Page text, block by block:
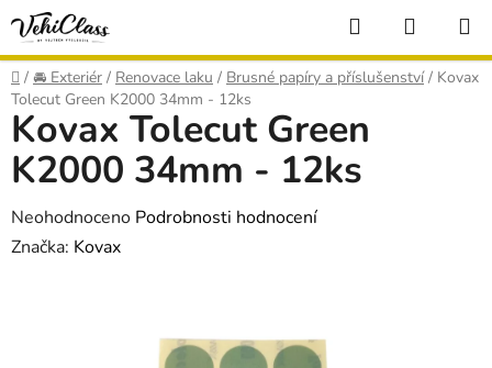
Přejít
obsah
Hledat
KOŠÍK
Domů
/ 🚘 Exteriér / Renovace laku / Brusné papíry a příslušenství / Kovax
Tolecut Green K2000 34mm - 12ks
Kovax Tolecut Green
K2000 34mm - 12ks
Průměrné
hodnocení
Neohodnoceno Podrobnosti hodnocení
Značka: Kovax